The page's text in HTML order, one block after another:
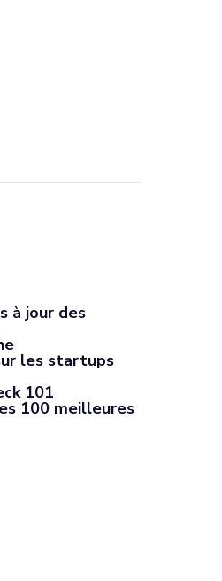
à jour des
les startups
101
100 meilleures